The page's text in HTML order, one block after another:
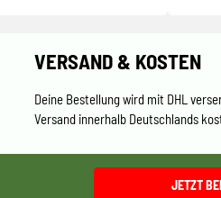
VERSAND & KOSTEN
Deine Bestellung wird mit DHL
Versand innerhalb Deutschlands
JETZT